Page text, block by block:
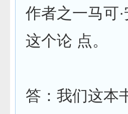
作者之一马可
这个论 点。
答：我们这本